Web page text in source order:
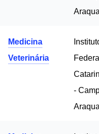
Medicina
Veterinária
Federal
-